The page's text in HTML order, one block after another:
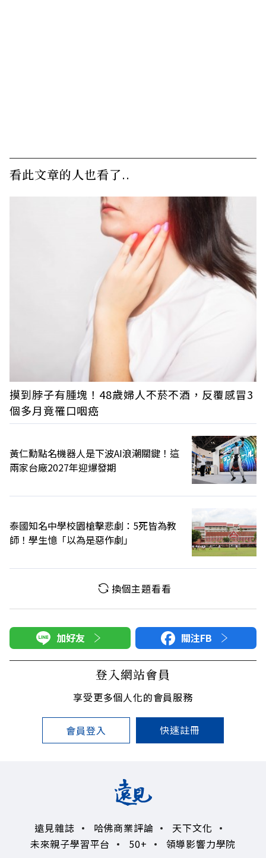
看此文章的人也看了..
摸到脖子有腫塊！48歲婦人不菸不酒，反覆感冒3
個多月竟罹口咽癌
黃仁勳點名機器人是下波AI浪潮關鍵！這
兩家台廠2027年迎爆發期
泰國知名中學校園槍擊悲劇：5死皆為教
師！學生憶「以為是惡作劇」
換個主題看看
加好友 關注FB
登入網站會員
享受更多個人化的會員服務
會員登入 快速註冊
遠見雜誌 哈佛商業評論
天下文化
未來親子學習平台
50+ 領導影響力學院